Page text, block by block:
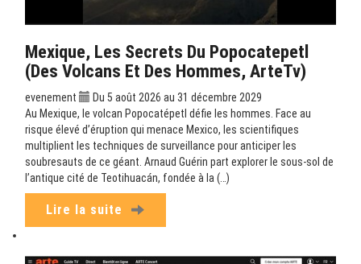
Mexique, Les Secrets Du Popocatepetl
(Des Volcans Et Des Hommes, ArteTv)
evenement
Du 5 août 2026 au 31 décembre 2029
Au Mexique, le volcan Popocatépetl défie les hommes. Face au
risque élevé d’éruption qui menace Mexico, les scientifiques
multiplient les techniques de surveillance pour anticiper les
soubresauts de ce géant. Arnaud Guérin part explorer le sous-sol de
l’antique cité de Teotihuacán, fondée à la (…)
Lire la suite